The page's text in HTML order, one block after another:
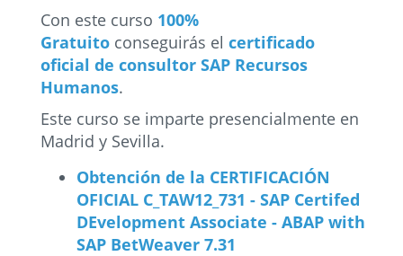
Con este curso 100%
Gratuito conseguirás el certificado
oficial de consultor SAP Recursos
Humanos.
Este curso se imparte presencialmente en
Madrid y Sevilla.
Obtención de la CERTIFICACIÓN
OFICIAL C_TAW12_731 - SAP Certifed
DEvelopment Associate - ABAP with
SAP BetWeaver 7.31